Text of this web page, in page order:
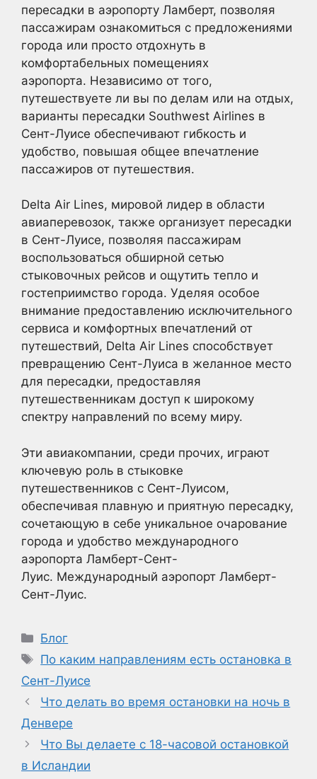
пересадки в аэропорту Ламберт, позволяя
пассажирам ознакомиться с предложениями
города или просто отдохнуть в
комфортабельных помещениях
аэропорта. Независимо от того,
путешествуете ли вы по делам или на отдых,
варианты пересадки Southwest Airlines в
Сент-Луисе обеспечивают гибкость и
удобство, повышая общее впечатление
пассажиров от путешествия.
Delta Air Lines, мировой лидер в области
авиаперевозок, также организует пересадки
в Сент-Луисе, позволяя пассажирам
воспользоваться обширной сетью
стыковочных рейсов и ощутить тепло и
гостеприимство города. Уделяя особое
внимание предоставлению исключительного
сервиса и комфортных впечатлений от
путешествий, Delta Air Lines способствует
превращению Сент-Луиса в желанное место
для пересадки, предоставляя
путешественникам доступ к широкому
спектру направлений по всему миру.
Эти авиакомпании, среди прочих, играют
ключевую роль в стыковке
путешественников с Сент-Луисом,
обеспечивая плавную и приятную пересадку,
сочетающую в себе уникальное очарование
города и удобство международного
аэропорта Ламберт-Сент-
Луис. Международный аэропорт Ламберт-
Сент-Луис.
Рубрики
Блог
Метки
По каким направлениям есть остановка в
Сент-Луисе
Что делать во время остановки на ночь в
Денвере
Что Вы делаете с 18-часовой остановкой
в Исландии